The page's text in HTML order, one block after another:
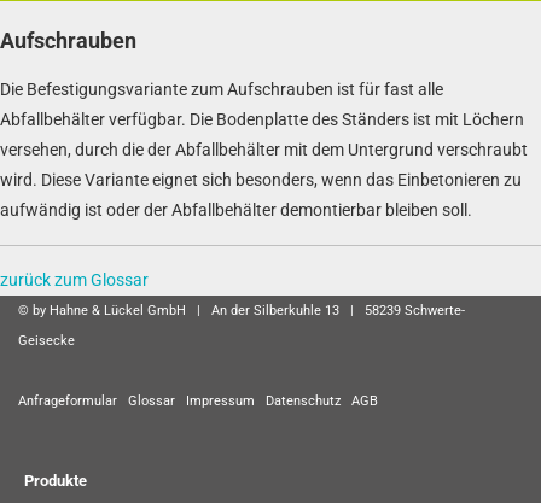
Aufschrauben
Die Befestigungsvariante zum Aufschrauben ist für fast alle
Abfallbehälter verfügbar. Die Bodenplatte des Ständers ist mit Löchern
versehen, durch die der Abfallbehälter mit dem Untergrund verschraubt
wird. Diese Variante eignet sich besonders, wenn das Einbetonieren zu
aufwändig ist oder der Abfallbehälter demontierbar bleiben soll.
zurück zum Glossar
© by Hahne & Lückel GmbH | An der Silberkuhle 13 | 58239 Schwerte-
Geisecke
Anfrageformular Glossar Impressum Datenschutz AGB
Produkte